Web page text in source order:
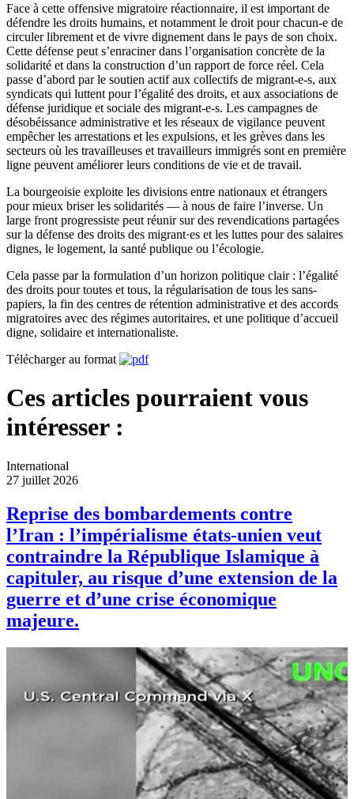
Face à cette offensive migratoire réactionnaire, il est important de
défendre les droits humains, et notamment le droit pour chacun-e de
circuler librement et de vivre dignement dans le pays de son choix.
Cette défense peut s’enraciner dans l’organisation concrète de la
solidarité et dans la construction d’un rapport de force réel. Cela
passe d’abord par le soutien actif aux collectifs de migrant-e-s, aux
syndicats qui luttent pour l’égalité des droits, et aux associations de
défense juridique et sociale des migrant-e-s. Les campagnes de
désobéissance administrative et les réseaux de vigilance peuvent
empêcher les arrestations et les expulsions, et les grèves dans les
secteurs où les travailleuses et travailleurs immigrés sont en première
ligne peuvent améliorer leurs conditions de vie et de travail.
La bourgeoisie exploite les divisions entre nationaux et étrangers
pour mieux briser les solidarités — à nous de faire l’inverse. Un
large front progressiste peut réunir sur des revendications partagées
sur la défense des droits des migrant·es et les luttes pour des salaires
dignes, le logement, la santé publique ou l’écologie.
Cela passe par la formulation d’un horizon politique clair : l’égalité
des droits pour toutes et tous, la régularisation de tous les sans-
papiers, la fin des centres de rétention administrative et des accords
migratoires avec des régimes autoritaires, et une politique d’accueil
digne, solidaire et internationaliste.
Télécharger au format
Ces articles pourraient vous
intéresser :
International
27 juillet 2026
Reprise des bombardements contre
l’Iran : l’impérialisme états-unien veut
contraindre la République Islamique à
capituler, au risque d’une extension de la
guerre et d’une crise économique
majeure.